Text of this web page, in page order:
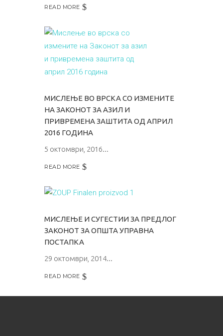
READ MORE
МИСЛЕЊЕ ВО ВРСКА СО ИЗМЕНИТЕ
НА ЗАКОНОТ ЗА АЗИЛ И
ПРИВРЕМЕНА ЗАШТИТА ОД АПРИЛ
2016 ГОДИНА
5 октомври, 2016
READ MORE
МИСЛЕЊЕ И СУГЕСТИИ ЗА ПРЕДЛОГ
ЗАКОНОТ ЗА ОПШТА УПРАВНА
ПОСТАПКА
29 октомври, 2014
READ MORE